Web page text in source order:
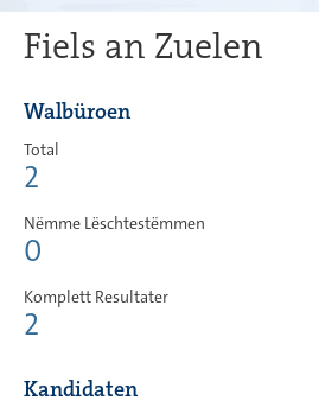
Fiels an Zuelen
Walbüroen
Total
2
Nëmme Lëschtestëmmen
0
Komplett Resultater
2
Kandidaten